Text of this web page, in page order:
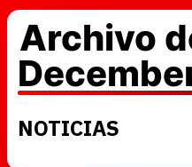
Archivo
NOTICIAS